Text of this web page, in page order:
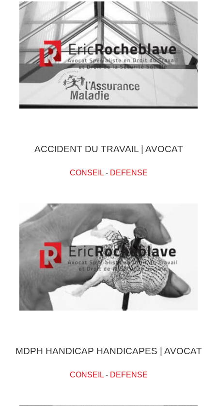
ACCIDENT DU TRAVAIL | AVOCAT
CONSEIL- DEFENSE
MDPH HANDICAP HANDICAPES | AVOCAT
CONSEIL- DEFENSE